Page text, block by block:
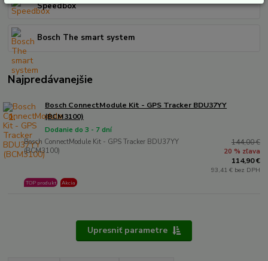
Speedbox
Bosch The smart system
Najpredávanejšie
1.
Bosch ConnectModule Kit - GPS Tracker BDU37YY
(BCM3100)
Bosch ConnectModule Kit - GPS Tracker BDU37YY
(BCM3100)
Dodanie do 3 - 7 dní
TOP produkt Akcia
144,00 €
20 % zľava
114,90 €
93,41 € bez DPH
Upresniť parametre